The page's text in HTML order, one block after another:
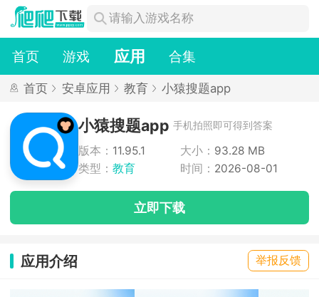
首页 游戏 应用 合集
首页 安卓应用 教育 小猿搜题app
小猿搜题app 手机拍照即可得到答案
版本： 11.95.1 大小： 93.28 MB
类型： 教育 时间： 2026-08-01
立即下载
应用介绍 举报反馈